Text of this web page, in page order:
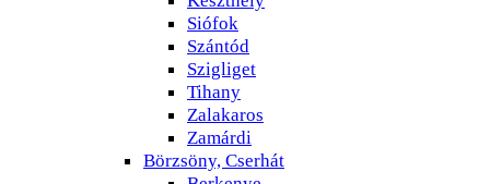
Siófok
Szántód
Szigliget
Tihany
Zalakaros
Zamárdi
Börzsöny, Cserhát